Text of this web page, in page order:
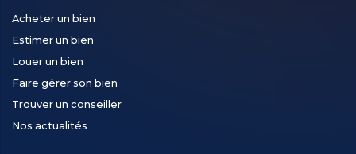
Acheter un bien
Estimer un bien
Louer un bien
Faire gérer son bien
Trouver un conseiller
Nos actualités